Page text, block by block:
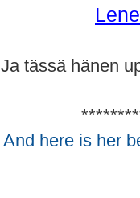
Lene
Ja tässä hänen
And here is her